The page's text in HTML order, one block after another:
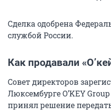
Сделка одобрена
службой России.
Как продавали
Совет директоров
Люксембурге O’KEY
принял решение